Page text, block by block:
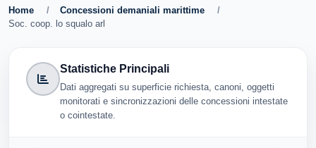
Home / Concessioni demaniali marittime
/
Soc. coop. lo squalo arl
Statistiche Principali
Dati aggregati su superficie richiesta, canoni, oggetti
monitorati e sincronizzazioni delle concessioni intestate
o cointestate.